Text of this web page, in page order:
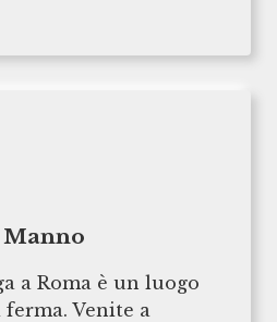
Manno
a Roma è un luogo
Venite a